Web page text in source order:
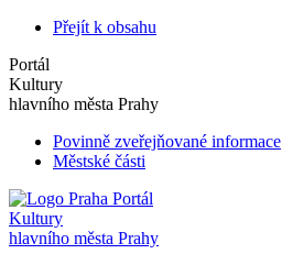
Přejít k obsahu
Portál
Kultury
hlavního města Prahy
Povinně zveřejňované informace
Městské části
Portál
Kultury
hlavního města Prahy